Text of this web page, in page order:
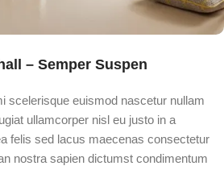
– Semper Suspen
scelerisque euismod nascetur nullam
ullamcorper nisl eu justo in a
felis sed lacus maecenas consectetur
nostra sapien dictumst condimentum